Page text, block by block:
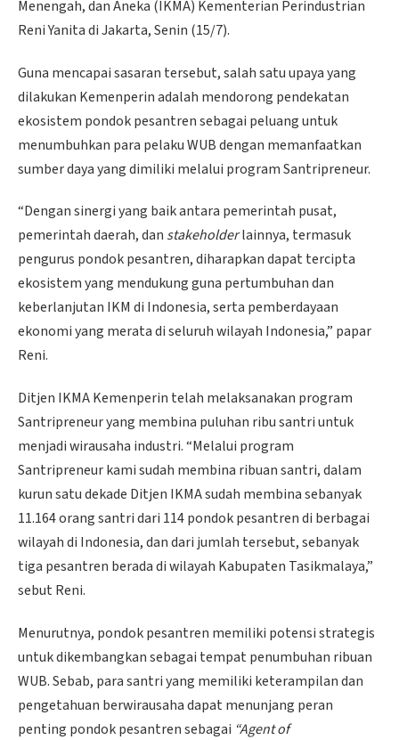
Menengah, dan Aneka (IKMA) Kementerian Perindustrian
Reni Yanita di Jakarta, Senin (15/7).
Guna mencapai sasaran tersebut, salah satu upaya yang
dilakukan Kemenperin adalah mendorong pendekatan
ekosistem pondok pesantren sebagai peluang untuk
menumbuhkan para pelaku WUB dengan memanfaatkan
sumber daya yang dimiliki melalui program Santripreneur.
“Dengan sinergi yang baik antara pemerintah pusat,
pemerintah daerah, dan stakeholderlainnya, termasuk
pengurus pondok pesantren, diharapkan dapat tercipta
ekosistem yang mendukung guna pertumbuhan dan
keberlanjutan IKM di Indonesia, serta pemberdayaan
ekonomi yang merata di seluruh wilayah Indonesia,” papar
Reni.
Ditjen IKMA Kemenperin telah melaksanakan program
Santripreneur yang membina puluhan ribu santri untuk
menjadi wirausaha industri. “Melalui program
Santripreneur kami sudah membina ribuan santri, dalam
kurun satu dekade Ditjen IKMA sudah membina sebanyak
11.164 orang santri dari 114 pondok pesantren di berbagai
wilayah di Indonesia, dan dari jumlah tersebut, sebanyak
tiga pesantren berada di wilayah Kabupaten Tasikmalaya,”
sebut Reni.
Menurutnya, pondok pesantren memiliki potensi strategis
untuk dikembangkan sebagai tempat penumbuhan ribuan
WUB. Sebab, para santri yang memiliki keterampilan dan
pengetahuan berwirausaha dapat menunjang peran
penting pondok pesantren sebagai “Agent of